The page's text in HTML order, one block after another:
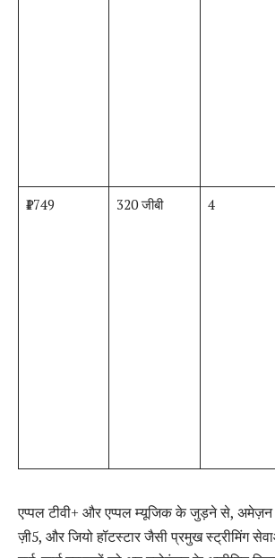
₹1749
320 जीबी 4
एप्पल टीवी+ और एप्पल म्यूजिक के जुड़ने से, अमेज़न
ज़ी5, और जियो हॉटस्टार जैसी प्रमुख स्ट्रीमिंग